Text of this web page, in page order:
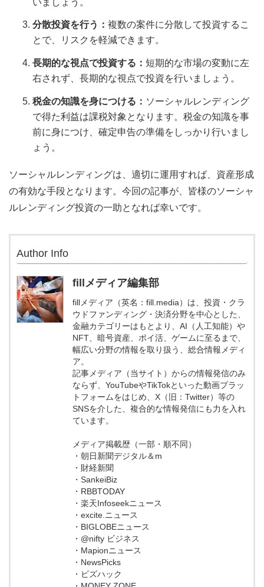
分散投資を行う： 複数の案件に分散して投資するこ
とで、リスクを軽減できます。
長期的な視点で投資する： 短期的な市場の変動に左
右されず、長期的な視点で投資を行いましょう。
税金の知識を身につける： ソーシャルレンディング
で得た利益は課税対象となります。税金の知識を事
前に身につけ、確定申告の準備をしっかり行いまし
ょう。
ソーシャルレンディングは、適切に運用すれば、資産形成
の有効な手段となります。今回の記事が、皆様のソーシャ
ルレンディング投資の一助となれば幸いです。
Author Info
fillメディア編集部
fillメディア（英名：fill.media）は、投資・クラ
ウドファンディング・決済分野を中心とした、
金融カテゴリーはもとより、AI（人工知能）や
NFT、暗号資産、ポイ活、ゲームに至るまで、
幅広い分野の情報を取り扱う、総合情報メディ
ア。
記事メディア（当サイト）からの情報発信のみ
ならず、YouTubeやTikTokといった動画プラッ
トフォームをはじめ、X（旧：Twitter）等の
SNSを介した、複合的な情報発信にも力を入れ
ています。
メディア掲載歴（一部・順不同）
・朝日新聞デジタル＆m
・財経新聞
・SankeiBiz
・RBBTODAY
・楽天Infoseekニュース
・excite.ニュース
・BIGLOBEニュース
・@nifty ビジネス
・Mapionニュース
・NewsPicks
・ビズハック